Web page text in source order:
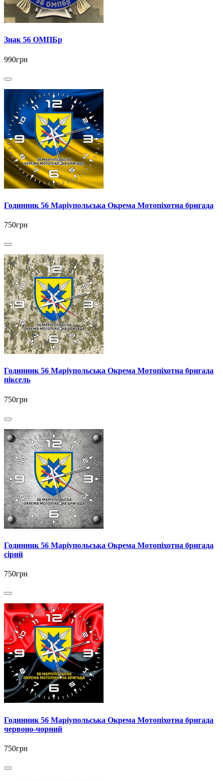
Знак 56 ОМПБр
990грн
Годинник 56 Маріупольська Окрема Мотопіхотна бригада
750грн
Годинник 56 Маріупольська Окрема Мотопіхотна бригада
піксель
750грн
Годинник 56 Маріупольська Окрема Мотопіхотна бригада
сірий
750грн
Годинник 56 Маріупольська Окрема Мотопіхотна бригада
червоно-чорний
750грн